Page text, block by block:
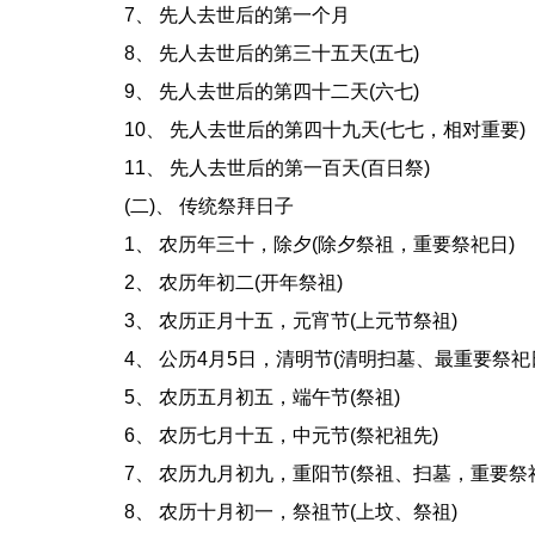
7、 先人去世后的第一个月
8、 先人去世后的第三十五天(五七)
9、 先人去世后的第四十二天(六七)
10、 先人去世后的第四十九天(七七，相对重要)
11、 先人去世后的第一百天(百日祭)
(二)、 传统祭拜日子
1、 农历年三十，除夕(除夕祭祖，重要祭祀日)
2、 农历年初二(开年祭祖)
3、 农历正月十五，元宵节(上元节祭祖)
4、 公历4月5日，清明节(清明扫墓、最重要祭祀
5、 农历五月初五，端午节(祭祖)
6、 农历七月十五，中元节(祭祀祖先)
7、 农历九月初九，重阳节(祭祖、扫墓，重要祭
8、 农历十月初一，祭祖节(上坟、祭祖)